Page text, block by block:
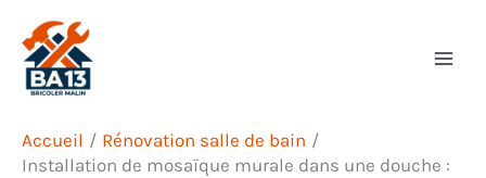
contenu
Accueil
Rénovation salle de bain
Installation de mosaïque murale dans une douche :
Rechercher